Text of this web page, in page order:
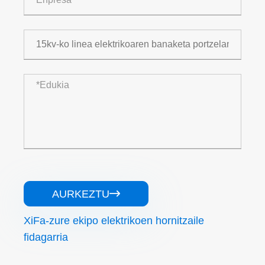
AURKEZTU
XiFa-zure ekipo elektrikoen hornitzaile
fidagarria